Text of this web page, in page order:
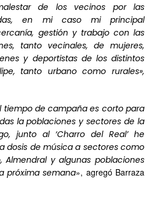
de los vecinos por las
en mi caso mi principal
gestión y trabajo con las
tanto vecinales, de mujeres,
y deportistas de los distintos
tanto urbano como rurales»,
tiempo de campaña es corto para
la poblaciones y sectores de la
junto al ‘Charro del Real’ he
dosis de música a sectores como
Almendral y algunas poblaciones
próxima semana», agregó Barraza